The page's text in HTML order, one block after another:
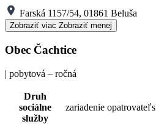
Farská 1157/54, 01861 Beluša
Zobraziť viac Zobraziť menej
Obec Čachtice
| pobytová – ročná
Druh
sociálne
služby
zariadenie